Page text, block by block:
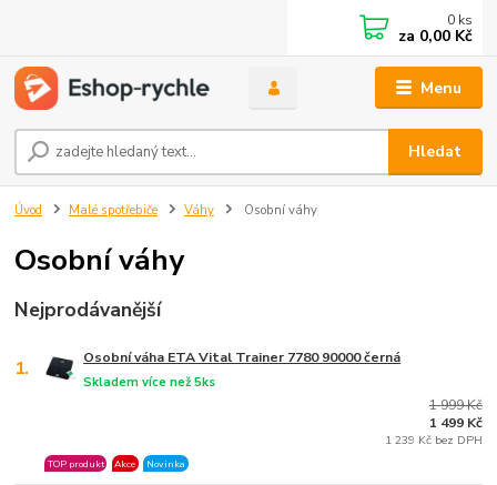
Menu
Hledat
0 ks
za 0,00 Kč
Úvod Malé spotřebiče Váhy Osobní váhy
Osobní váhy
Nejprodávanější
1. Osobní váha ETA Vital Trainer 7780 90000 černá
Skladem více než 5ks
TOP produkt Akce Novinka
1 999 Kč
1 499 Kč
1 239 Kč bez DPH